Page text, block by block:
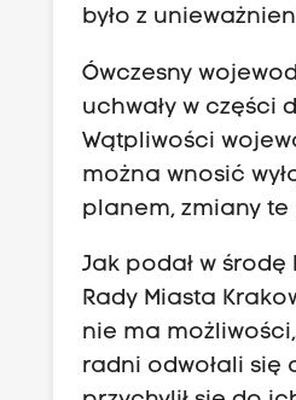
było z
Ówczesny
uchwały w części
Wątpliwości
można wnosić
planem, zmiany te
Jak podał w
Rady Miasta
nie ma możliwości,
radni odwołali się